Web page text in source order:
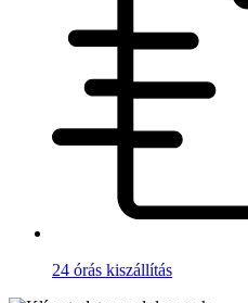
24 órás kiszállítás